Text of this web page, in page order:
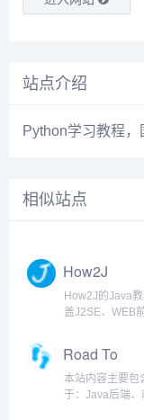
站点介绍
Python学习教程，
相似站点
How2J
How2J的Java
盖J2SE、WEB
和视频讲解的学
Java职业生涯打
基础
Road To
Coding（程
🐏）
本站内容主要包
于：Java后端、